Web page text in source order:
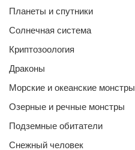
Планеты и спутники
Солнечная система
Криптозоология
Драконы
Морские и океанские монстры
Озерные и речные монстры
Подземные обитатели
Снежный человек